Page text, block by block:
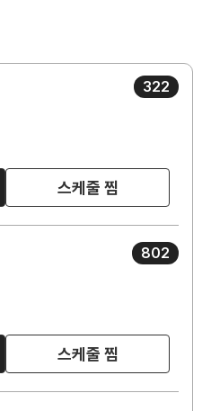
322
스케줄 찜
802
스케줄 찜